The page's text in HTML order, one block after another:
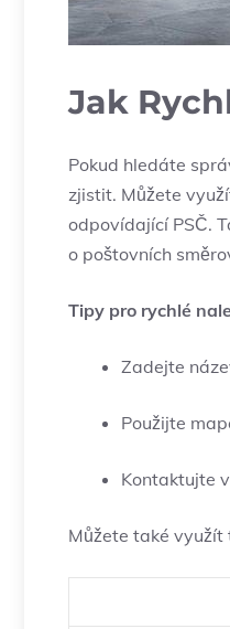
Jak
Pokud hledáte
zjistit. Můžete
odpovídající PSČ.
o poštovních
Tipy pro rychlé
Zadejte
Použijte
Kontaktujte
Můžete také využít